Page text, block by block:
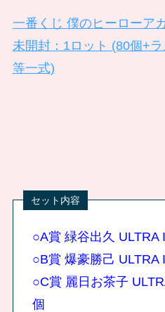
一番くじ 僕のヒーローア
未開封：1ロット (80個+
等一式)
○A賞 緑谷出久 ULTRA
○B賞 爆豪勝己 ULTRA
○C賞 麗日お茶子
個